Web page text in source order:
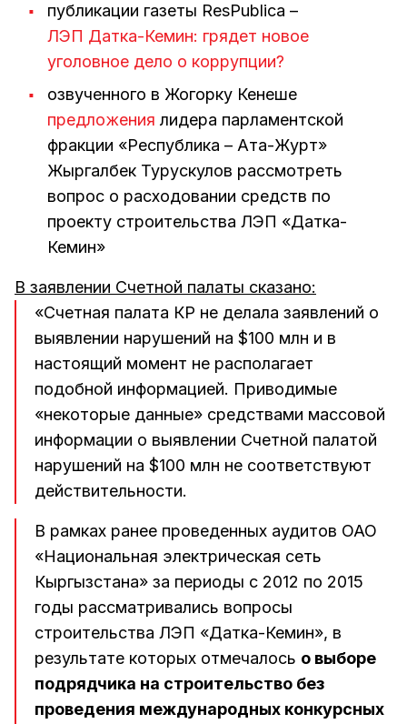
публикации газеты ResPublica –
ЛЭП Датка-Кемин: грядет новое
уголовное дело о коррупции?
озвученного в Жогорку Кенеше
предложения лидера парламентской
фракции «Республика – Ата-Журт»
Жыргалбек Турускулов рассмотреть
вопрос о расходовании средств по
проекту строительства ЛЭП «Датка-
Кемин»
В заявлении Счетной палаты сказано:
«Счетная палата КР не делала заявлений о
выявлении нарушений на $100 млн и в
настоящий момент не располагает
подобной информацией. Приводимые
«некоторые данные» средствами массовой
информации о выявлении Счетной палатой
нарушений на $100 млн не соответствуют
действительности.
В рамках ранее проведенных аудитов ОАО
«Национальная электрическая сеть
Кыргызстана» за периоды с 2012 по 2015
годы рассматривались вопросы
строительства ЛЭП «Датка-Кемин», в
результате которых отмечалось о выборе
подрядчика на строительство без
проведения международных конкурсных